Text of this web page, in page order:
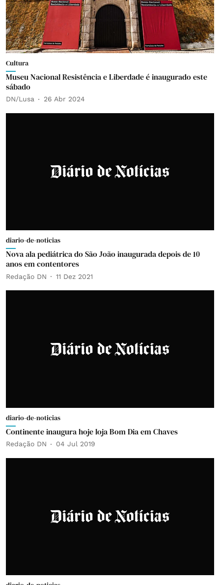
Cultura
Museu Nacional Resistência e Liberdade é inaugurado este
sábado
DN/Lusa 26 Abr 2024
diario-de-noticias
Nova ala pediátrica do São João inaugurada depois de 10
anos em contentores
Redação DN 11 Dez 2021
diario-de-noticias
Continente inaugura hoje loja Bom Dia em Chaves
Redação DN 04 Jul 2019